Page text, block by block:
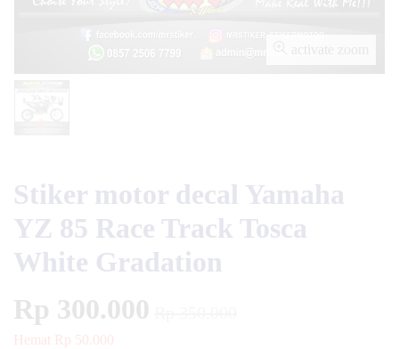
activate zoom
Stiker motor decal Yamaha
YZ 85 Race Track Tosca
White Gradation
Rp 300.000
Hemat Rp 50.000